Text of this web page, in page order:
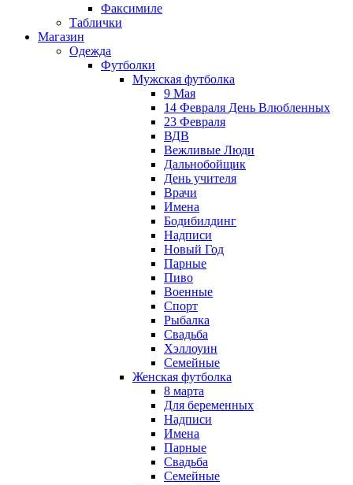
Факсимиле
Таблички
Магазин
Одежда
Футболки
Мужская футболка
9 Мая
14 Февраля День Влюбленных
23 Февраля
ВДВ
Вежливые Люди
Дальнобойщик
День учителя
Врачи
Имена
Бодибилдинг
Надписи
Новый Год
Парные
Пиво
Военные
Спорт
Рыбалка
Свадьба
Хэллоуин
Семейные
Женская футболка
8 марта
Для беременных
Надписи
Имена
Парные
Свадьба
Семейные